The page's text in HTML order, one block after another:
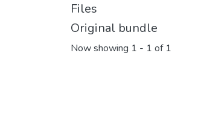
Files
Original bundle
Now showing 1 - 1 of 1